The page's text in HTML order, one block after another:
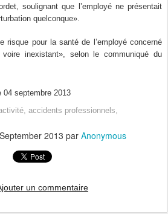
soulignant que l’employé ne présentait
quelconque».
risque pour la santé de l’employé concerné
inexistant», selon le communiqué du
04 septembre 2013
accidents professionnels,
2013 par Anonymous
un commentaire